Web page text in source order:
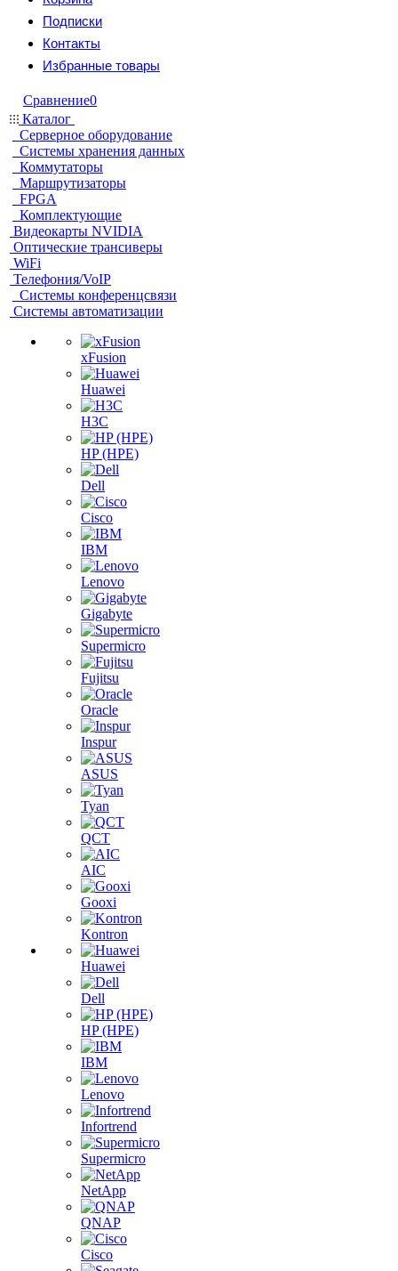
Подписки
Контакты
Избранные товары
Сравнение0
Каталог
Серверное оборудование
Системы хранения данных
Коммутаторы
Маршрутизаторы
FPGA
Комплектующие
Видеокарты NVIDIA
Оптические трансиверы
WiFi
Телефония/VoIP
Системы конференцсвязи
Системы автоматизации
xFusion
Huawei
H3C
HP (HPE)
Dell
Cisco
IBM
Lenovo
Gigabyte
Supermicro
Fujitsu
Oracle
Inspur
ASUS
Tyan
QCT
AIC
Gooxi
Kontron
Huawei
Dell
HP (HPE)
IBM
Lenovo
Infortrend
Supermicro
NetApp
QNAP
Cisco